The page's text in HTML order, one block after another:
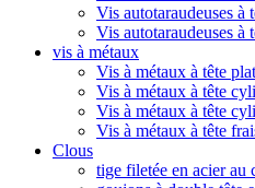
Vis autotaraudeuses
Vis autotaraudeuses à
vis à métaux
Vis à métaux à tête
Vis à métaux à tête
Vis à métaux à tête
Vis à métaux à tête
Clous
tige filetée en acier au